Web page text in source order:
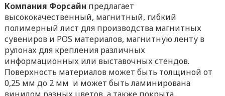
Компания Форсайн предлагает
высококачественный, магнитный, гибкий
полимерный лист для производства магнитных
сувениров и POS материалов, магнитную ленту в
рулонах для крепления различных
информационных или выставочных стендов.
Поверхность материалов может быть толщиной от
0,25 мм до 2 мм и может быть ламинирована